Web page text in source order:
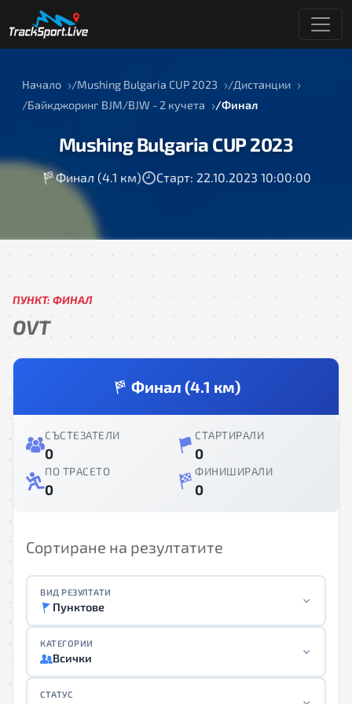
Начало Mushing Bulgaria CUP 2023
Дистанции
Байкджоринг BJM/BJW - 2 кучета
Финал
Mushing Bulgaria CUP 2023
Финал (4.1 км) Старт: 22.10.2023 10:00:00
ПУНКТ: ФИНАЛ
OVT
Финал (4.1 км)
СЪСТЕЗАТЕЛИ
0
СТАРТИРАЛИ
0
ПО ТРАСЕТО
0
ФИНИШИРАЛИ
0
Сортиране на резултатите
ВИД РЕЗУЛТАТИ
Пунктове
КАТЕГОРИИ
Всички
СТАТУС